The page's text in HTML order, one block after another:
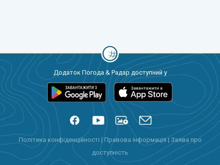
Додаток Погода & Радар доступний у
Політика конфіденційності |Правова інформація| Заява про
доступність